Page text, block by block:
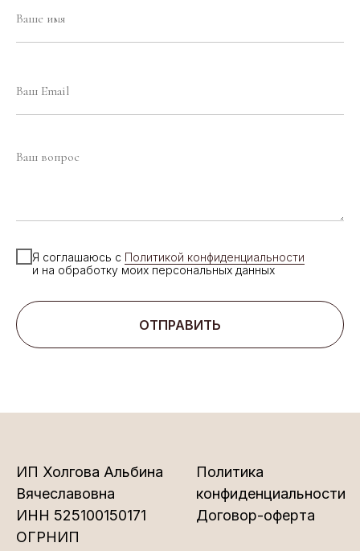
Я соглашаюсь с Политикой конфиденциальности
и на обработку моих персональных данных
ОТПРАВИТЬ
ИП Холгова Альбина
Вячеславовна
ИНН 525100150171
ОГРНИП
Политика
конфиденциальности
Договор-оферта